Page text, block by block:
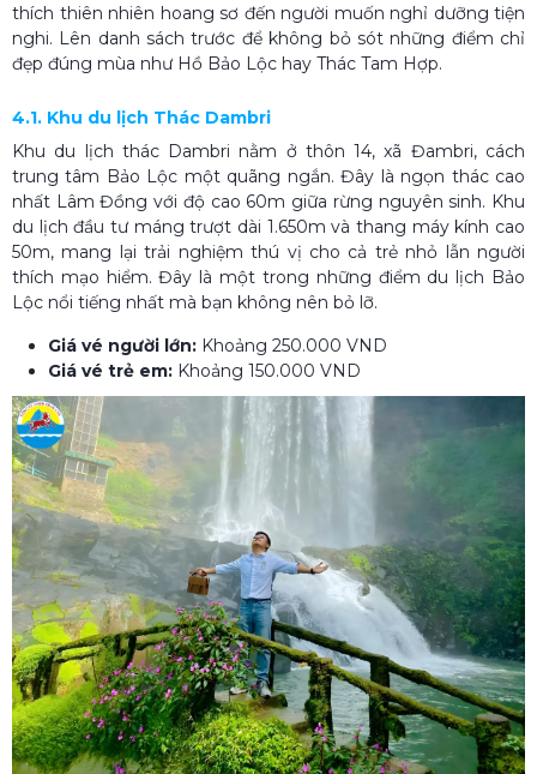
thích thiên nhiên hoang sơ đến người muốn nghỉ dưỡng tiện
nghi. Lên danh sách trước để không bỏ sót những điểm chỉ
đẹp đúng mùa như Hồ Bảo Lộc hay Thác Tam Hợp.
4.1. Khu du lịch Thác Dambri
Khu du lịch thác Dambri nằm ở thôn 14, xã Đambri, cách
trung tâm Bảo Lộc một quãng ngắn. Đây là ngọn thác cao
nhất Lâm Đồng với độ cao 60m giữa rừng nguyên sinh. Khu
du lịch đầu tư máng trượt dài 1.650m và thang máy kính cao
50m, mang lại trải nghiệm thú vị cho cả trẻ nhỏ lẫn người
thích mạo hiểm. Đây là một trong những điểm du lịch Bảo
Lộc nổi tiếng nhất mà bạn không nên bỏ lỡ.
Giá vé người lớn: Khoảng 250.000 VND
Giá vé trẻ em: Khoảng 150.000 VND